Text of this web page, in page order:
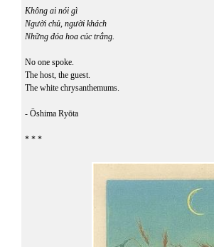
Không ai nói gì
Người chủ, người khách
Những đóa hoa cúc trắng.
No one spoke.
The host, the guest.
The white chrysanthemums.
- Ōshima Ryōta
* * *